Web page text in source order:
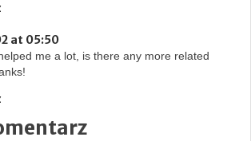
at 05:50
me a lot, is there any more related